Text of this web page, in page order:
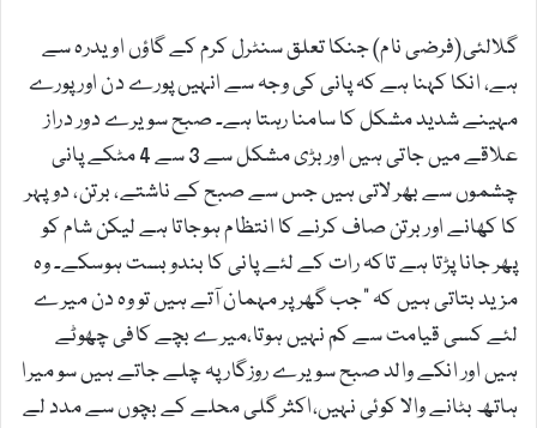
گلالئی(فرضی نام) جنکا تعلق سنٹرل کرم کے گاؤں اویدرہ سے
ہے، انکا کہنا ہے کہ پانی کی وجہ سے انہیں پورے دن اور پورے
مہینے شدید مشکل کا سامنا رہتا ہے۔ صبح سویرے دور دراز
علاقے میں جاتی ہیں اور بڑی مشکل سے 3 سے 4 مٹکے پانی
چشموں سے بھر لاتی ہیں جس سے صبح کے ناشتے، برتن، دوپہر
کا کھانے اور برتن صاف کرنے کا انتظام ہوجاتا ہے لیکن شام کو
پھر جانا پڑتا ہے تاکہ رات کے لئے پانی کا بندوبست ہوسکے۔ وہ
مزید بتاتی ہیں کہ ”جب گھر پر مہمان آتے ہیں تو وہ دن میرے
لئے کسی قیامت سے کم نہیں ہوتا،میرے بچے کافی چھوٹے
ہیں اور انکے والد صبح سویرے روزگار پہ چلے جاتے ہیں سو میرا
ہاتھ بٹانے والا کوئی نہیں،اکثر گلی محلے کے بچوں سے مدد لے